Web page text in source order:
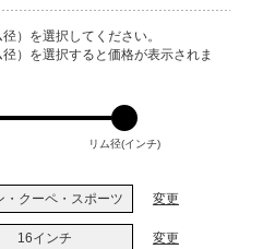
）を選択してください。
）を選択すると価格が表示されま
リム径(インチ)
・クーペ・スポーツ 変更
16インチ 変更